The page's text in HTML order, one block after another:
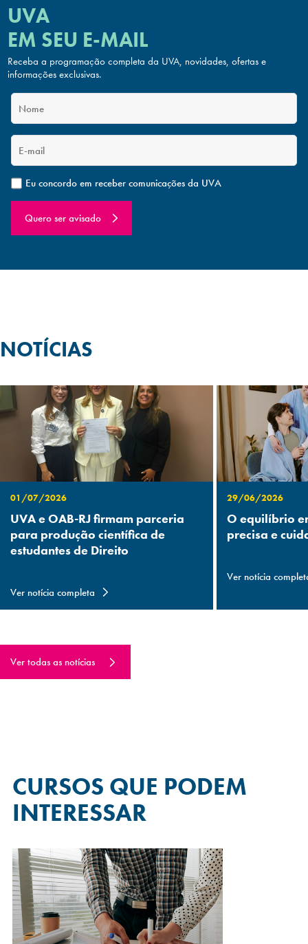
UVA
EM SEU E-MAIL
Receba a programação completa da UVA, novidades, ofertas e
informações exclusivas.
Eu concordo em receber comunicações da UVA
Quero ser avisado
NOTÍCIAS
01/07/2026
UVA e OAB-RJ firmam parceria
para produção científica de
estudantes de Direito
Ver notícia completa
29/06/2026
O equilíbrio
precisa e
Ver notícia
Ver todas as notícias
CURSOS QUE PODEM
INTERESSAR